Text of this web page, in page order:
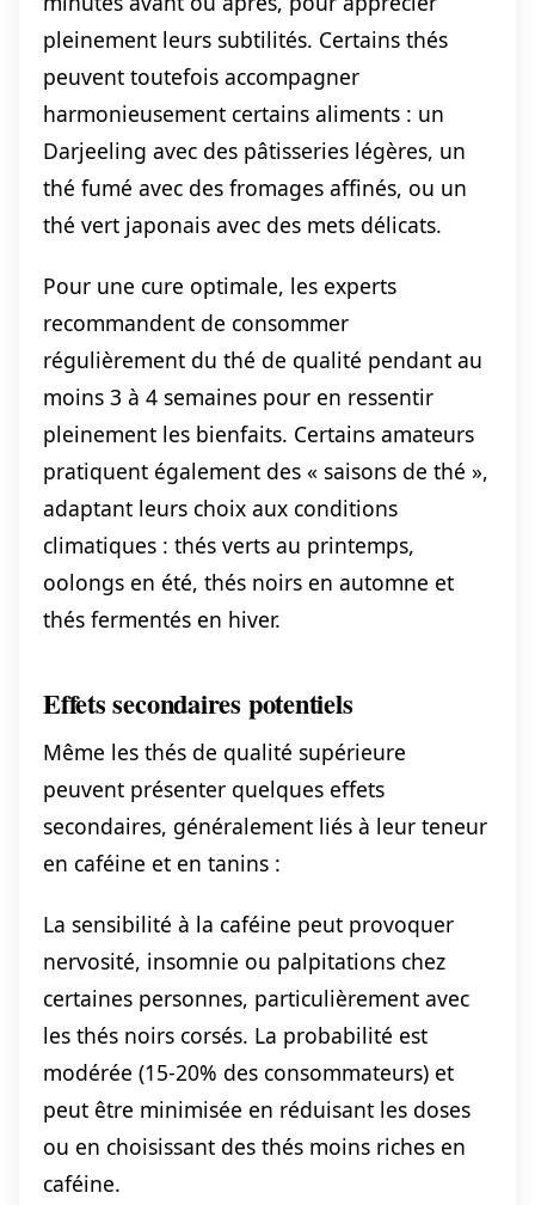
pleinement leurs subtilités. Certains thés
peuvent toutefois accompagner
harmonieusement certains aliments : un
Darjeeling avec des pâtisseries légères, un
thé fumé avec des fromages affinés, ou un
thé vert japonais avec des mets délicats.
Pour une cure optimale, les experts
recommandent de consommer
régulièrement du thé de qualité pendant au
moins 3 à 4 semaines pour en ressentir
pleinement les bienfaits. Certains amateurs
pratiquent également des « saisons de thé »,
adaptant leurs choix aux conditions
climatiques : thés verts au printemps,
oolongs en été, thés noirs en automne et
thés fermentés en hiver.
Effets secondaires potentiels
Même les thés de qualité supérieure
peuvent présenter quelques effets
secondaires, généralement liés à leur teneur
en caféine et en tanins :
La sensibilité à la caféine peut provoquer
nervosité, insomnie ou palpitations chez
certaines personnes, particulièrement avec
les thés noirs corsés. La probabilité est
modérée (15-20% des consommateurs) et
peut être minimisée en réduisant les doses
ou en choisissant des thés moins riches en
caféine.